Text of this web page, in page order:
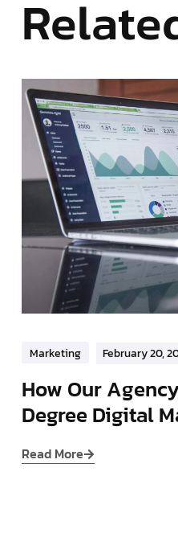
Marketing February 20,
How Our
Degree Digital
Read More